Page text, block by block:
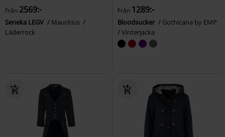
Från 2569:-
Seneka LEGV
Mauritius
Läderrock
Från 1289:-
Bloodsucker
Gothicana by EMP
Vinterjacka